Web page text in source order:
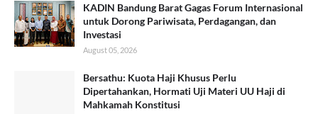
KADIN Bandung Barat Gagas Forum Internasional
untuk Dorong Pariwisata, Perdagangan, dan
Investasi
August 05, 2026
Bersathu: Kuota Haji Khusus Perlu
Dipertahankan, Hormati Uji Materi UU Haji di
Mahkamah Konstitusi